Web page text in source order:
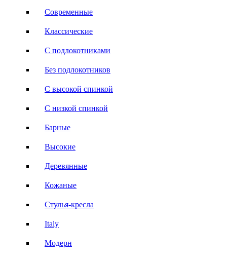
Современные
Классические
С подлокотниками
Без подлокотников
С высокой спинкой
С низкой спинкой
Барные
Высокие
Деревянные
Кожаные
Стулья-кресла
Italy
Модерн